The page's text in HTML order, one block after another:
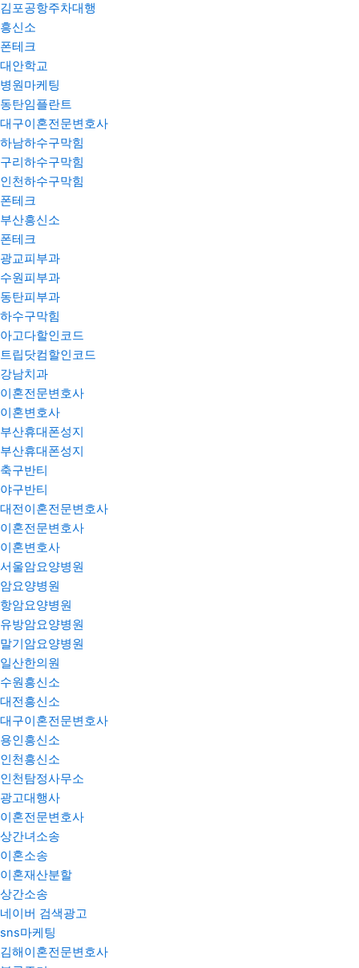
김포공항주차대행
흥신소
폰테크
대안학교
병원마케팅
동탄임플란트
대구이혼전문변호사
하남하수구막힘
구리하수구막힘
인천하수구막힘
폰테크
부산흥신소
폰테크
광교피부과
수원피부과
동탄피부과
하수구막힘
아고다할인코드
트립닷컴할인코드
강남치과
이혼전문변호사
이혼변호사
부산휴대폰성지
부산휴대폰성지
축구반티
야구반티
대전이혼전문변호사
이혼전문변호사
이혼변호사
서울암요양병원
암요양병원
항암요양병원
유방암요양병원
말기암요양병원
일산한의원
수원흥신소
대전흥신소
대구이혼전문변호사
용인흥신소
인천흥신소
인천탐정사무소
광고대행사
이혼전문변호사
상간녀소송
이혼소송
이혼재산분할
상간소송
네이버 검색광고
sns마케팅
김해이혼전문변호사